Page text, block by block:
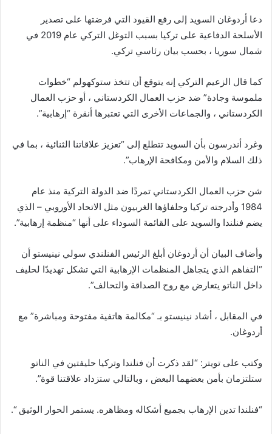
دعا أردوغان السويد إلى رفع القيود التي فرضتها على تصدير
الأسلحة الدفاعية على تركيا بسبب التوغل التركي عام 2019 في
شمال سوريا ، بحسب بيان رئاسي تركي.
كما قال الزعيم التركي إنه يتوقع أن تتخذ ستوكهولم “خطوات
ملموسة وجادة” ضد حزب العمال الكردستاني ، أو حزب العمال
الكردستاني ، والجماعات الأخرى التي تعتبرها أنقرة “إرهابية”.
وغرد أندرسون بأن السويد تتطلع إلى “تعزيز علاقاتنا الثنائية ، بما في
ذلك السلام والأمن ومكافحة الإرهاب”.
شن حزب العمال الكردستاني تمردًا ضد الدولة التركية منذ عام
1984 وأدرجته تركيا وحلفاؤها الغربيون مثل الاتحاد الأوروبي – الذي
يضم فنلندا والسويد على القائمة السوداء على أنها “منظمة إرهابية”.
وأضاف البيان أن أردوغان أبلغ الرئيس الفنلندي سولي نينيستو أن
“التفاهم الذي يتجاهل المنظمات الإرهابية التي تشكل تهديدًا لحليف
داخل الناتو يتعارض مع روح الصداقة والتحالف”.
في المقابل ، أشاد نينيستو بـ “مكالمة هاتفية مفتوحة ومباشرة” مع
أردوغان.
وكتب على تويتر: “لقد ذكرت أن فنلندا وتركيا حليفتين في الناتو
ستلتزمان بأمن بعضهما البعض ، وبالتالي ستزداد علاقتنا قوة”.
“فنلندا تدين الإرهاب بجميع أشكاله ومظاهره. يستمر الحوار الوثيق “.